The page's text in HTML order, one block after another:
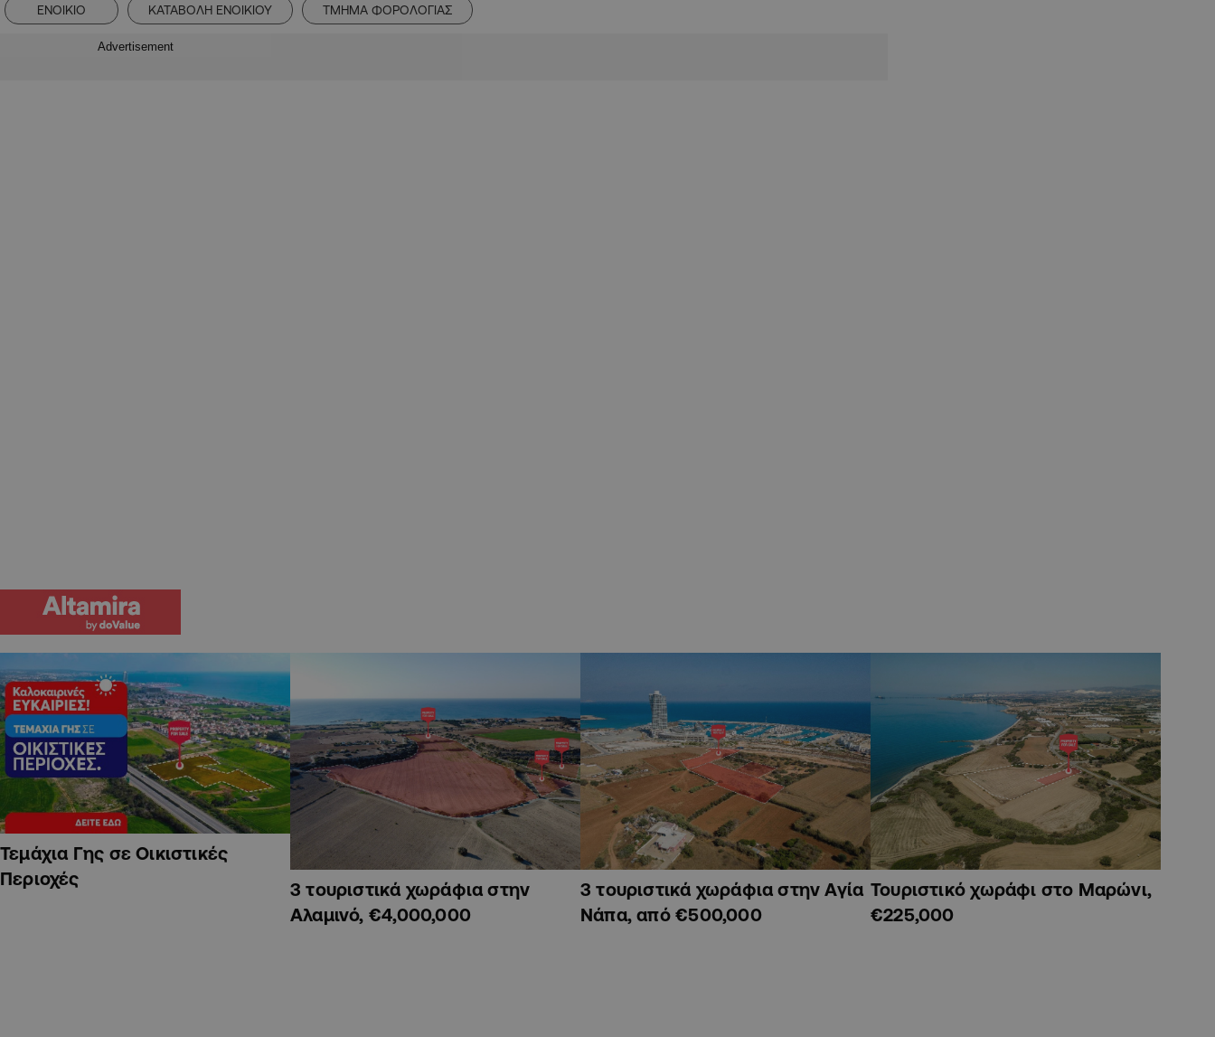
ΕΝΟΙΚΙΟ ΚΑΤΑΒΟΛΗ ΕΝΟΙΚΙΟΥ ΤΜΗΜΑ ΦΟΡΟΛΟΓΙΑΣ
Advertisement
Τεμάχια Γης σε Οικιστικές
Περιοχές
3 τουριστικά χωράφια στην
Αλαμινό, €4,000,000
3 τουριστικά χωράφια στην Αγία
Νάπα, από €500,000
Τουριστικό χωράφι στο Μαρώνι,
€225,000